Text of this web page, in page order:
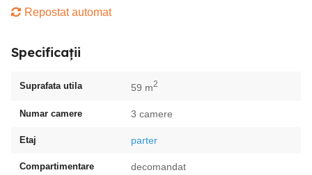
Repostat automat
Specificații
Suprafata utila 59 m2
Numar camere 3 camere
Etaj parter
Compartimentare decomandat